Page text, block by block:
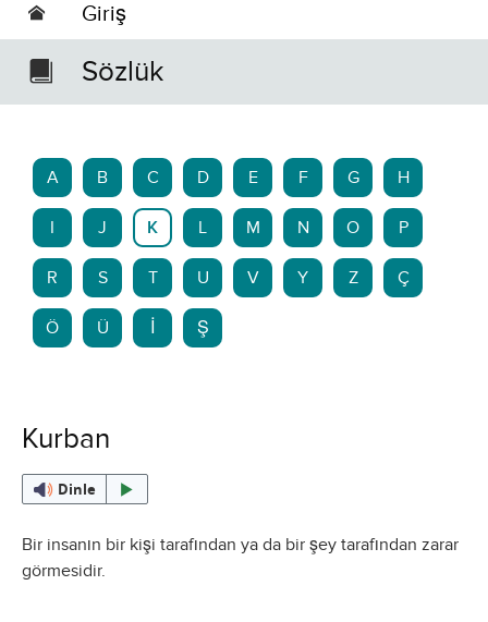
Giriş
Sözlük
A B C D E F G H
J K L M N O P
R S T U V Y Z Ç
Ö Ü Ş
Kurban
Dinle
Bir insanın bir kişi tarafından ya da bir şey tarafından zarar
görmesidir.